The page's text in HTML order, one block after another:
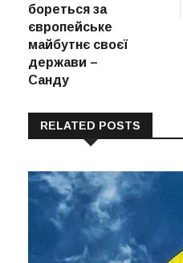
бореться за
європейське
майбутнє своєї
держави –
Санду
RELATED POSTS